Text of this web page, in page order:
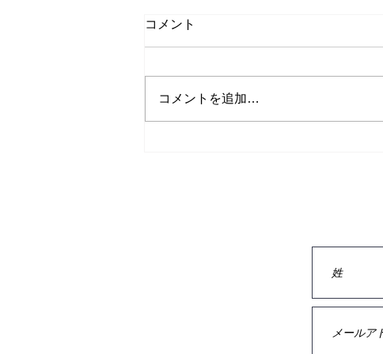
メディア掲載実績
コメント
コメントを追加…